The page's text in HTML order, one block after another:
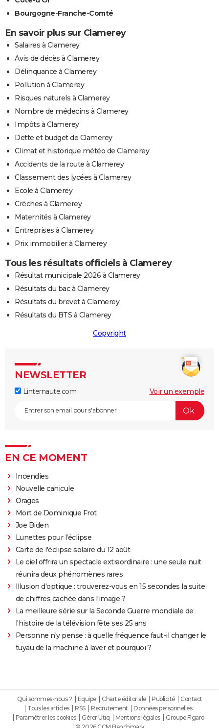
Bourgogne-Franche-Comté
En savoir plus sur Clamerey
Salaires à Clamerey
Avis de décès à Clamerey
Délinquance à Clamerey
Pollution à Clamerey
Risques naturels à Clamerey
Nombre de médecins à Clamerey
Impôts à Clamerey
Dette et budget de Clamerey
Climat et historique météo de Clamerey
Accidents de la route à Clamerey
Classement des lycées à Clamerey
Ecole à Clamerey
Crèches à Clamerey
Maternités à Clamerey
Entreprises à Clamerey
Prix immobilier à Clamerey
Tous les résultats officiels à Clamerey
Résultat municipale 2026 à Clamerey
Résultats du bac à Clamerey
Résultats du brevet à Clamerey
Résultats du BTS à Clamerey
Copyright
NEWSLETTER
Linternaute.com Voir un exemple
EN CE MOMENT
Incendies
Nouvelle canicule
Orages
Mort de Dominique Frot
Joe Biden
Lunettes pour l'éclipse
Carte de l'éclipse solaire du 12 août
Le ciel offrira un spectacle extraordinaire : une seule nuit
réunira deux phénomènes rares
Illusion d'optique : trouverez-vous en 15 secondes la suite
de chiffres cachée dans l'image ?
La meilleure série sur la Seconde Guerre mondiale de
l'histoire de la télévision fête ses 25 ans
Personne n'y pense : à quelle fréquence faut-il changer le
tuyau de la machine à laver et pourquoi ?
Qui sommes-nous ? Equipe Charte éditoriale Publicité
Contact
Tous les articles
RSS Recrutement
Données personnelles
Paramétrer les cookies
Gérer Utiq Mentions légales
Groupe Figaro